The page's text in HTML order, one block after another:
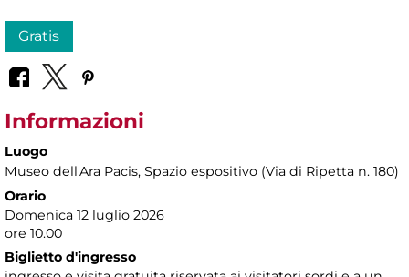
Gratis
Informazioni
Luogo
Museo dell'Ara Pacis, Spazio espositivo (Via di Ripetta n. 180)
Orario
Domenica 12 luglio 2026
ore 10.00
Biglietto d'ingresso